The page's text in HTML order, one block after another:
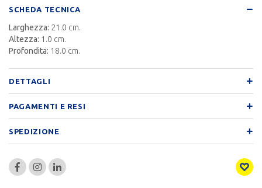
SCHEDA TECNICA
Larghezza: 21.0 cm.
Altezza: 1.0 cm.
Profondita: 18.0 cm.
DETTAGLI
PAGAMENTI E RESI
SPEDIZIONE